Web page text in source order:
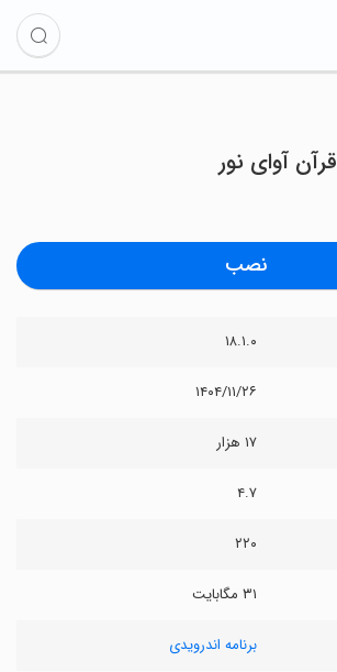
قرآن آوای نور
نصب
۱۸.۱.۰
۱۴۰۴/۱۱/۲۶
۱۷ هزار
۴.۷
۲۲۰
۳۱ مگابایت
برنامه اندرویدی